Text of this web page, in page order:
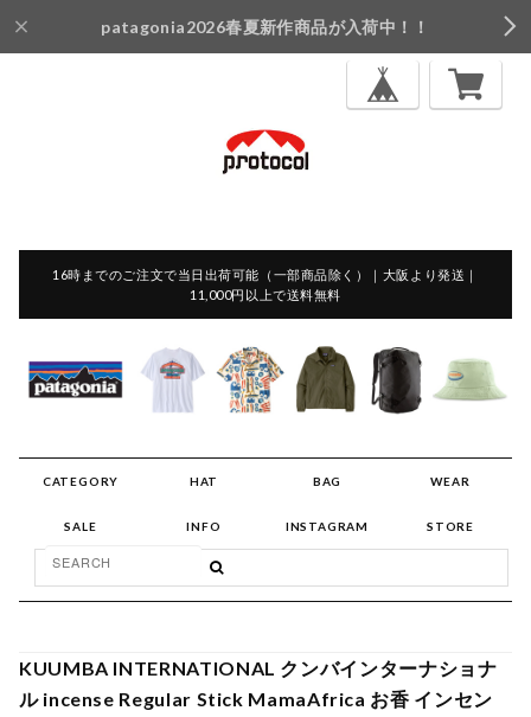
patagonia2026春夏新作商品が入荷中！！
16時までのご注文で当日出荷可能（一部商品除く）｜大阪より発送｜
11,000円以上で送料無料
CATEGORY HAT BAG WEAR
SALE INFO INSTAGRAM STORE
KUUMBA INTERNATIONAL クンバインターナショナ
ル incense Regular Stick MamaAfrica お香 インセン